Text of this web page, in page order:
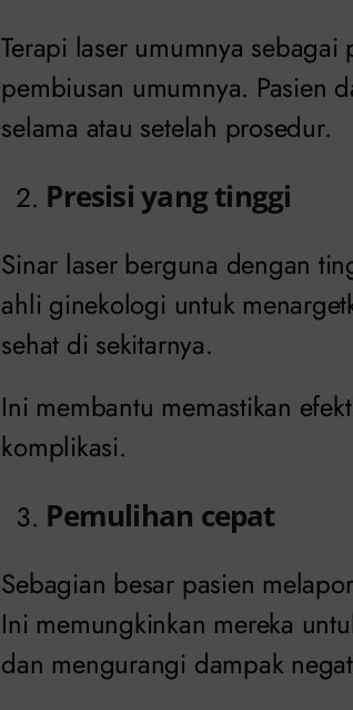
Terapi laser umumnya
pembiusan umumnya. Pasien
selama atau setelah prosedur.
Presisi yang tinggi
Sinar laser berguna dengan
ahli ginekologi untuk
sehat di sekitarnya.
Ini membantu memastikan
komplikasi.
Pemulihan cepat
Sebagian besar pasien
Ini memungkinkan mereka
dan mengurangi dampak